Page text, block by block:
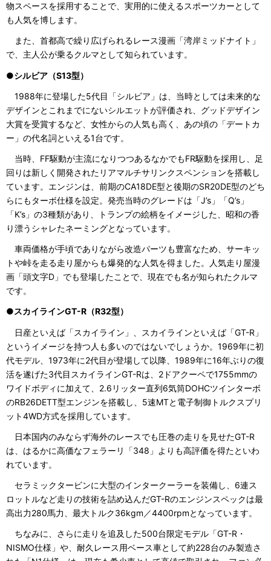
物スペースを採用することで、実用的に使えるスポーツカーとして
も人気を博します。
また、首都高で繰り広げられるレース漫画「湾岸ミッドナイト」
で、主人公が乗るクルマとして知られています。
●シルビア（S13型）
1988年に登場した5代目「シルビア」は、当時としては未来的な
デザインとこれまでにないシルエットが評価され、グッドデザイン
大賞を受賞するなど、女性からの人気も高く、あの頃の「デートカ
ー」の代名詞といえる1台です。
当時、FF駆動が主流になりつつあるなかでもFR駆動を採用し、足
回りは新しく開発されたリアマルチサリンクスペンションを搭載し
ています。エンジンは、前期のCA18DE型と後期のSR20DE型のどち
らにもターボ仕様を設定。発売当時のグレードは「J’s」「Q’s」
「K’s」の3種類があり、トランプの絵柄をイメージした、昭和の香
り漂うシャレたネーミングとなっています。
車両価格が手頃でありながら改造パーツも豊富なため、サーキッ
トや峠を走る走り屋からも爆発的な人気を得ました。人気走り屋漫
画「頭文字D」でも登場したことで、現在でも名が知られたクルマ
です。
●スカイラインGT-R（R32型）
日産といえば「スカイライン」、スカイラインといえば「GT-R」
というイメージを持つ人も多いのではないでしょうか。1969年に初
代モデル、1973年に2代目が登場して以降、1989年に16年ぶりの復
活を遂げた3代目スカイラインGT-Rは、2ドアクーペで1755mmの
ワイドボディに加えて、2.6リッター直列6気筒DOHCツインターボ
のRB26DETT型エンジンを搭載し、5速MTと電子制御トルクスプリ
ット4WD方式を採用しています。
日本国内のみならず海外のレースでも圧巻の走りを見せたGT-R
は、はるかに高価なフェラーリ「348」よりも高評価を得たといわ
れています。
セラミックタービンに大型のインタークーラーを装備し、6連ス
ロットルなど走りの技術を詰め込んだGT-Rのエンジンスペックは最
高出力280馬力、最大トルク36kgm／4400rpmとなっています。
ちなみに、さらに走りを追及した500台限定モデル「GT-R・
NISMO仕様」や、耐久レース用ベース車として約228台のみ製造さ